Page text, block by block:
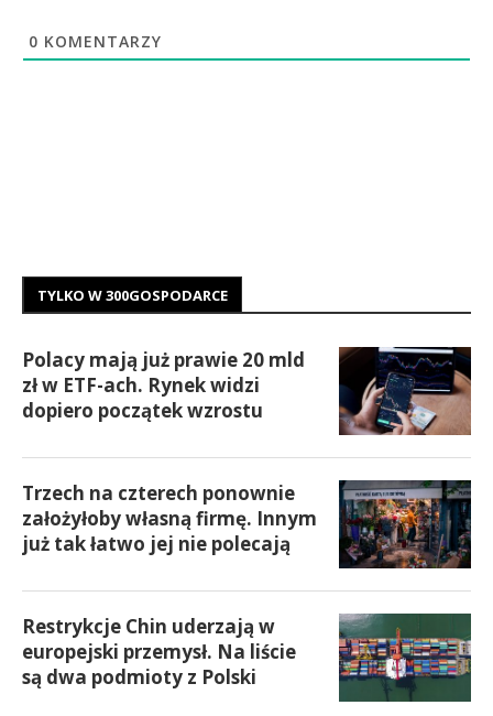
0 KOMENTARZY
TYLKO W 300GOSPODARCE
Polacy mają już prawie 20 mld
zł w ETF-ach. Rynek widzi
dopiero początek wzrostu
Trzech na czterech ponownie
założyłoby własną firmę. Innym
już tak łatwo jej nie polecają
Restrykcje Chin uderzają w
europejski przemysł. Na liście
są dwa podmioty z Polski